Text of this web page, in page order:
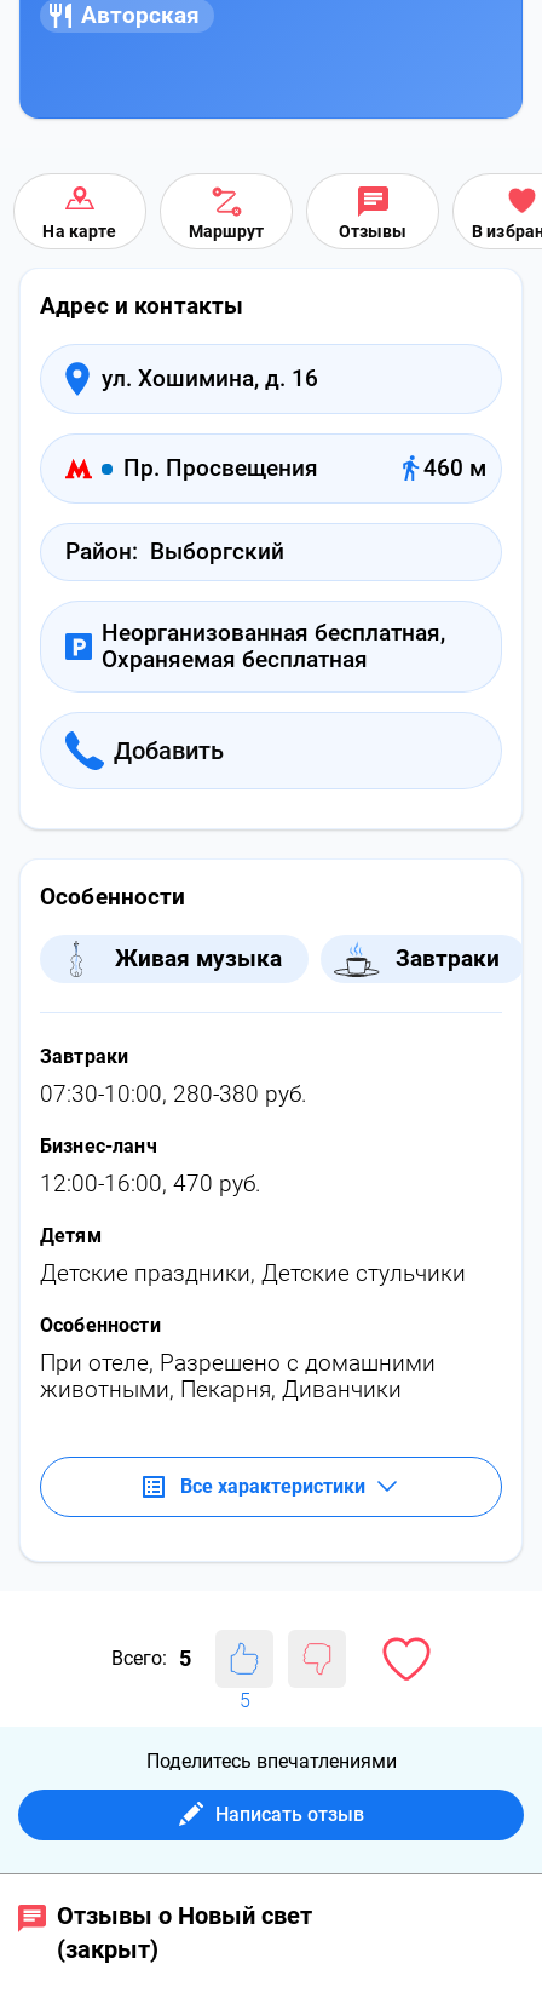
Авторская
На карте Маршрут Отзывы В
Адрес и контакты
ул. Хошимина, д. 16
Пр. Просвещения 460 м
Район: Выборгский
Неорганизованная бесплатная,
Охраняемая бесплатная
Добавить
Особенности
Живая музыка Завтраки
Завтраки
07:30-10:00, 280-380 руб.
Бизнес-ланч
12:00-16:00, 470 руб.
Детям
Детские праздники, Детские стульчики
Особенности
При отеле, Разрешено с домашними
животными, Пекарня, Диванчики
Все характеристики
Всего: 5
5
Поделитесь впечатлениями
Написать отзыв
Отзывы о Новый свет
(закрыт)